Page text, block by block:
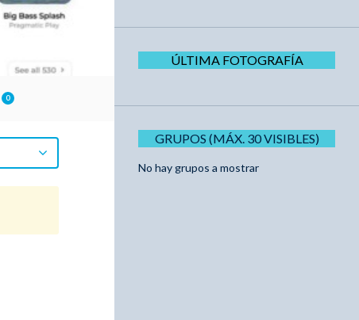
0
ÚLTIMA FOTOGRAFÍA
GRUPOS (MÁX. 30 VISIBLES)
No hay grupos a mostrar